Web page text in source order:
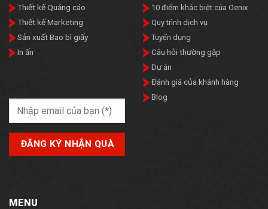
Thiết kế Quảng cáo
Thiết kế Marketing
Sản xuất Bao bì giấy
In ấn
10 điểm khác biệt của Oenix
Quy trình dịch vụ
Tuyển dụng
Câu hỏi thường gặp
Dự án
Đánh giá của khánh hàng
Blog
MENU